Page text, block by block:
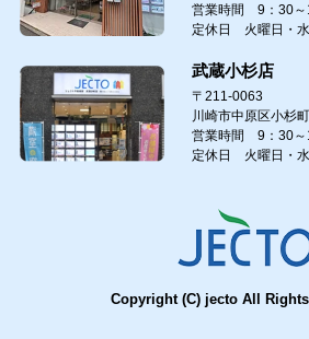
営業時間 9：30～
定休日 火曜日・
武蔵小杉店
〒211-0063
川崎市中原区小杉
営業時間 9：30～
定休日 火曜日・
Copyright (C) jecto All